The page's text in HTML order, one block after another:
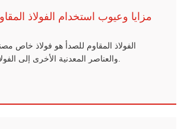
مزايا وعيوب استخدام الفولاذ
الفولاذ المقاوم للصدأ هو فولاذ خاص